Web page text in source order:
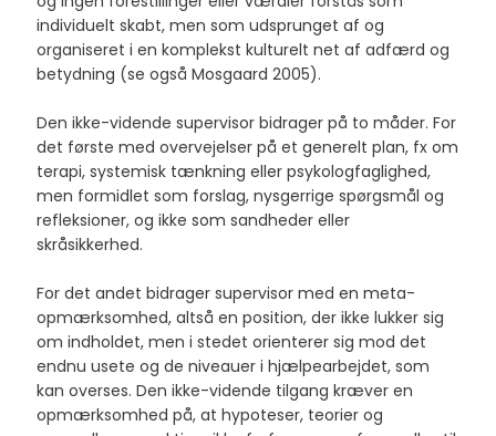
individuelt skabt, men som udsprunget af og
organiseret i en komplekst kulturelt net af adfærd og
betydning (se også Mosgaard 2005).
​Den ikke-vidende supervisor bidrager på to måder. For
det første med overvejelser på et generelt plan, fx om
terapi, systemisk tænkning eller psykologfaglighed,
men formidlet som forslag, nysgerrige spørgsmål og
refleksioner, og ikke som sandheder eller
skråsikkerhed.
For det andet bidrager supervisor med en meta-
opmærksomhed, altså en position, der ikke lukker sig
om indholdet, men i stedet orienterer sig mod det
endnu usete og de niveauer i hjælpearbejdet, som
kan overses. Den ikke-vidende tilgang kræver en
opmærksomhed på, at hypoteser, teorier og